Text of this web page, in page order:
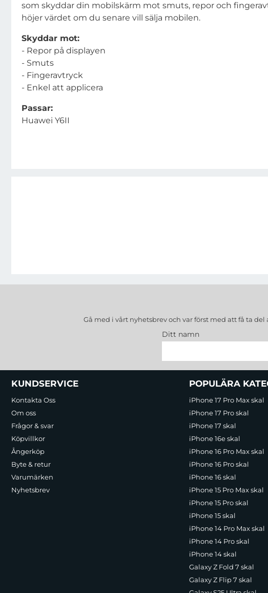
som skyddar din mobilskärm mot smuts, repor och
höjer värdet om du senare vill sälja mobilen.
Skyddar mot:
- Repor på displayen
- Smuts
- Fingeravtryck
- Enkel att applicera
Passar:
Huawei Y6II
Gå med i vårt nyhetsbrev och var först med att få ta
Ditt namn
Sidfot Blandad info och länkar
KUNDSERVICE
Kontakta Oss
Om oss
Frågor & svar
Köpvillkor
Ångerköp
Byte & retur
Varumärken
Nyhetsbrev
POPULÄRA
iPhone 17 Pro Max skal
iPhone 17 Pro skal
iPhone 17 skal
iPhone 16e skal
iPhone 16 Pro Max skal
iPhone 16 Pro skal
iPhone 16 skal
iPhone 15 Pro Max skal
iPhone 15 Pro skal
iPhone 15 skal
iPhone 14 Pro Max skal
iPhone 14 Pro skal
iPhone 14 skal
Galaxy Z Fold 7 skal
Galaxy Z Flip 7 skal